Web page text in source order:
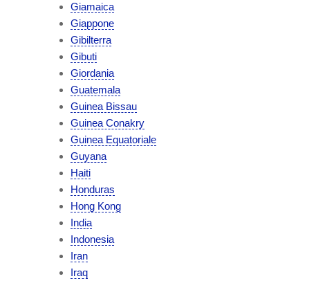
Giamaica
Giappone
Gibilterra
Gibuti
Giordania
Guatemala
Guinea Bissau
Guinea Conakry
Guinea Equatoriale
Guyana
Haiti
Honduras
Hong Kong
India
Indonesia
Iran
Iraq